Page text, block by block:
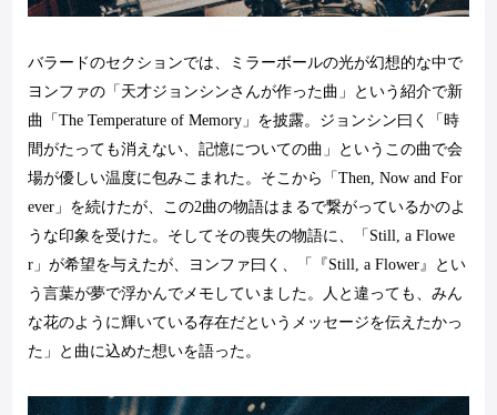
バラードのセクションでは、ミラーボールの光が幻想的な中で
ヨンファの「天才ジョンシンさんが作った曲」という紹介で新
曲「The Temperature of Memory 」を披露。ジョンシン曰く「時
間がたっても消えない、記憶についての曲」というこの曲で会
場が優しい温度に包みこまれた。そこから「Then, Now and For
ever 」を続けたが、この2曲の物語はまるで繋がっているかのよ
うな印象を受けた。そしてその喪失の物語に、「 Still, a Flowe
r 」が希望を与えたが、ヨンファ曰く、「『 Still, a Flower 』とい
う言葉が夢で浮かんでメモしていました。人と違っても、みん
な花のように輝いている存在だというメッセージを伝えたかっ
た」と曲に込めた想いを語った。